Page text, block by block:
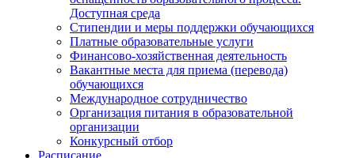
Доступная среда
Стипендии и меры поддержки обучающихся
Платные образовательные услуги
Финансово-хозяйственная деятельность
Вакантные места для приема (перевода)
обучающихся
Международное сотрудничество
Организация питания в образовательной
организации
Конкурсный отбор
Расписание